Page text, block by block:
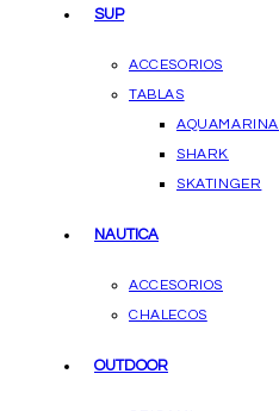
SUP
ACCESORIOS
TABLAS
AQUAMARINA
SHARK
SKATINGER
NAUTICA
ACCESORIOS
CHALECOS
OUTDOOR